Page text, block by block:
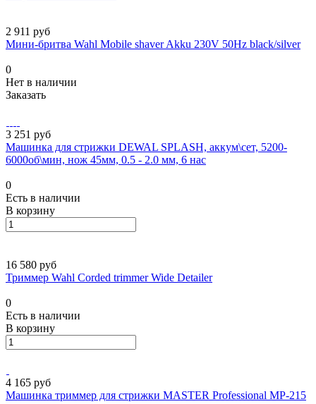
2 911 руб
Мини-бритва Wahl Mobile shaver Akku 230V 50Hz black/silver
0
Нет в наличии
Заказать
3 251 руб
Машинка для стрижки DEWAL SPLASH, аккум\сет, 5200-
6000об\мин, нож 45мм, 0.5 - 2.0 мм, 6 нас
0
Есть в наличии
В корзину
16 580 руб
Триммер Wahl Corded trimmer Wide Detailer
0
Есть в наличии
В корзину
4 165 руб
Машинка триммер для стрижки MASTER Professional МР-215